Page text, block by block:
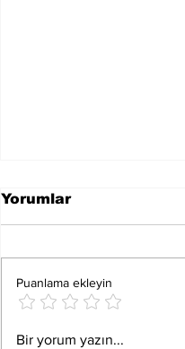
İstanbul'da Bisiklet
Yorumlar
Puanlama ekleyin
Bir yorum yazın...